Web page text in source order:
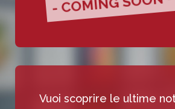
Vuoi scoprire le ultime